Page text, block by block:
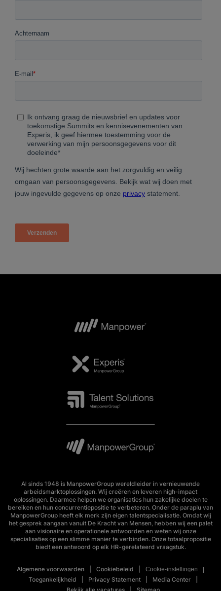
Al sinds 1948 is ManpowerGroup wereldleider in vernieuwende
arbeidsmarktoplossingen. Wij creëren en leveren high-impact
oplossingen. Daarmee helpen we organisaties hun zakelijke doelen te
bereiken en hun concurrentiepositie te verbeteren. Onder de paraplu van
ManpowerGroup heeft elk merk zijn eigen talentspecialisatie. Omdat wij
het gesprek aangaan vanuit De Kracht van Mensen, hebben wij een palet
aan visionaire en operationele antwoorden en weten wij onze
specialisaties op een slimme manier te verbinden. Onze totaalpropositie
biedt een antwoord op elk HR-gerelateerd vraagstuk.
Algemene voorwaarden Cookiebeleid Cookie-instellingen
Toegankelijkheid Privacy Statement
Media Center